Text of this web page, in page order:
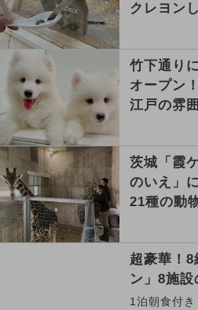
クレヨン
竹下通り
オープン
江戸の雰
茨城「霞
のいえ」
21種の動
超豪華！8
ン」8施
1泊朝食付